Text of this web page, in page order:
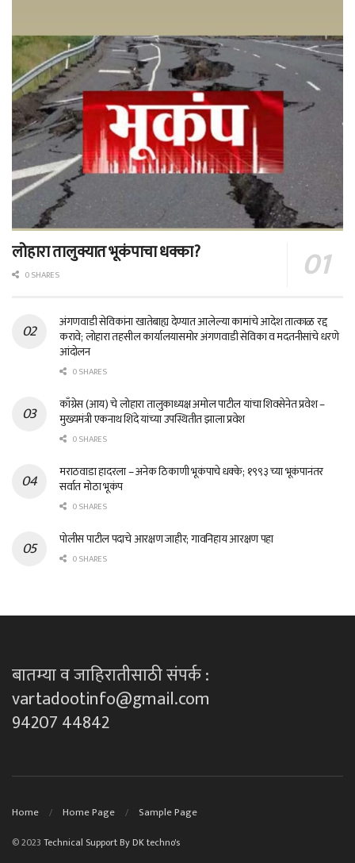
लोहारा तालुक्यात भूकंपाचा धक्का?
0 SHARES
अंगणवाडी सेविकांना खातेबाह्य देण्यात आलेल्या कामांचे आदेश तात्काळ रद्द
करावे; लोहारा तहसील कार्यालयासमोर अंगणवाडी सेविका व मदतनीसांचे धरणे
आंदोलन
0 SHARES
काँग्रेस (आय) चे लोहारा तालुकाध्यक्ष अमोल पाटील यांचा शिवसेनेत प्रवेश –
मुख्यमंत्री एकनाथ शिंदे यांच्या उपस्थितीत झाला प्रवेश
0 SHARES
मराठवाडा हादरला – अनेक ठिकाणी भूकंपाचे धक्के; १९९३ च्या भूकंपानंतर
सर्वात मोठा भूकंप
0 SHARES
पोलीस पाटील पदाचे आरक्षण जाहीर; गावनिहाय आरक्षण पहा
0 SHARES
बातम्या व जाहिरातीसाठी संपर्क :
vartadootinfo@gmail.com
94207 44842
Home Home Page Sample Page
© 2023 Technical Support By DK techno's